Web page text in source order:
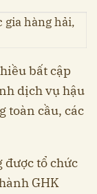
gia hàng hải,
bất cập
dịch vụ hậu
toàn cầu, các
tổ chức
GHK